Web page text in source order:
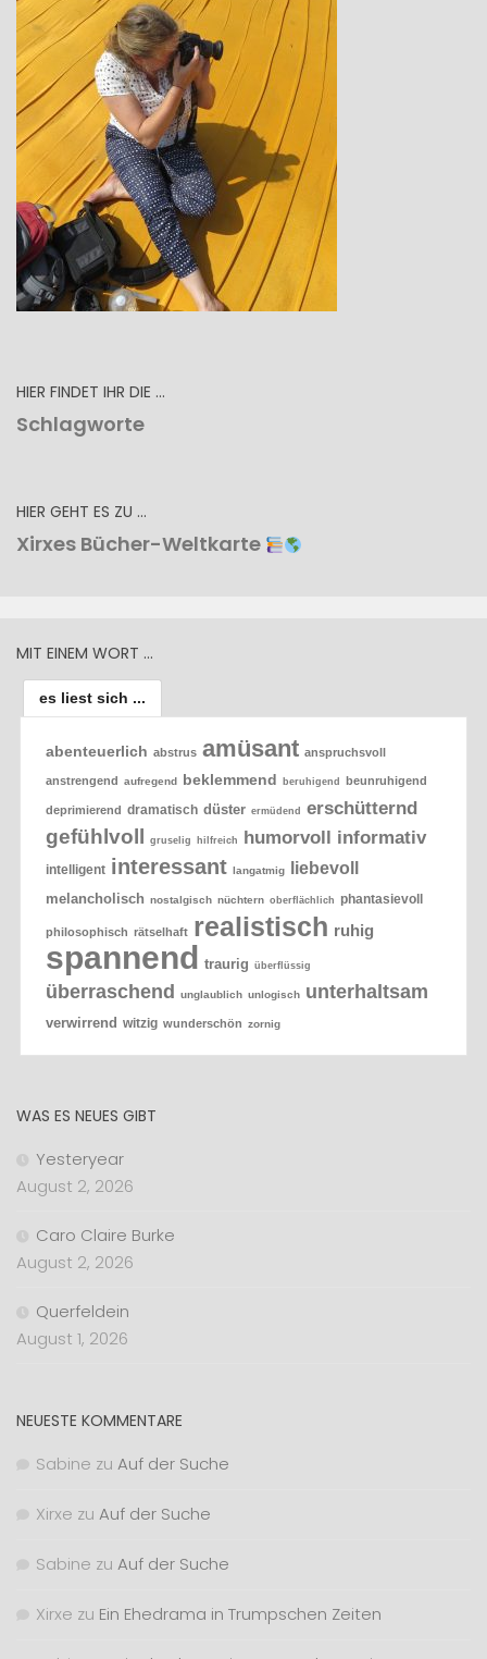
HIER FINDET IHR DIE …
Schlagworte
HIER GEHT ES ZU …
Xirxes Bücher-Weltkarte
MIT EINEM WORT …
es liest sich ...
abenteuerlich abstrus amüsant anspruchsvoll
anstrengend aufregend beklemmend beruhigend beunruhigend
deprimierend dramatisch düster ermüdend erschütternd
gefühlvoll gruselig hilfreich humorvoll informativ
intelligent interessant langatmig liebevoll
melancholisch nostalgisch nüchtern oberflächlich phantasievoll
philosophisch rätselhaft realistisch ruhig
spannend traurig überflüssig
überraschend unglaublich unlogisch unterhaltsam
verwirrend witzig wunderschön zornig
WAS ES NEUES GIBT
Yesteryear
August 2, 2026
Caro Claire Burke
August 2, 2026
Querfeldein
August 1, 2026
NEUESTE KOMMENTARE
Sabine zu Auf der Suche
Xirxe zu Auf der Suche
Sabine zu Auf der Suche
Xirxe zu Ein Ehedrama in Trumpschen Zeiten